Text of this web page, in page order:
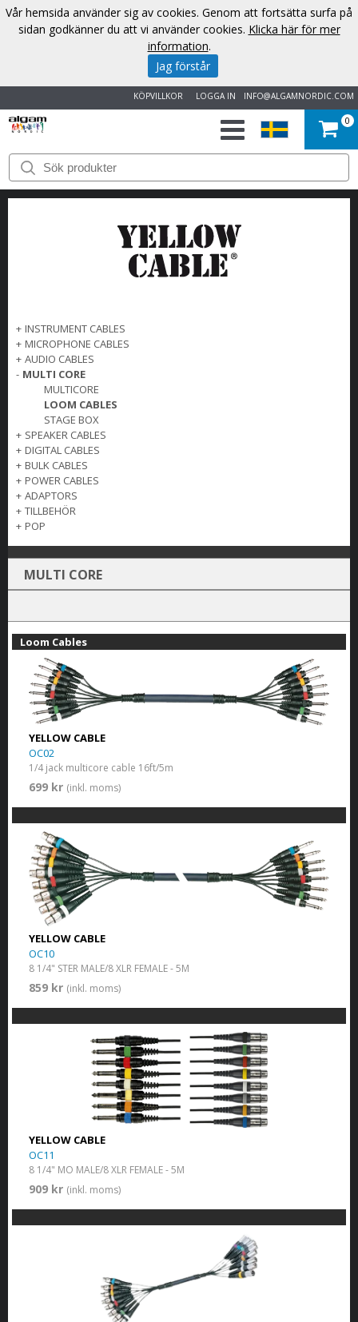
INFO@ALGAMNORDIC.COM
LOGGA IN
KÖPVILLKOR
START
VARUMÄRKEN
KONTAKT
0
+ INSTRUMENT CABLES
+ MICROPHONE CABLES
+ AUDIO CABLES
- MULTI CORE
MULTICORE
LOOM CABLES
STAGE BOX
+ SPEAKER CABLES
+ DIGITAL CABLES
+ BULK CABLES
+ POWER CABLES
+ ADAPTORS
+ TILLBEHÖR
+ POP
MULTI CORE
Loom Cables
YELLOW CABLE
OC02
1/4 jack multicore cable 16ft/5m
699 kr (inkl. moms)
YELLOW CABLE
OC10
8 1/4" STER MALE/8 XLR FEMALE - 5M
859 kr (inkl. moms)
YELLOW CABLE
OC11
8 1/4" MO MALE/8 XLR FEMALE - 5M
909 kr (inkl. moms)
Vår hemsida använder sig av cookies. Genom att fortsätta surfa på
sidan godkänner du att vi använder cookies. Klicka här för mer
information.
Jag förstår